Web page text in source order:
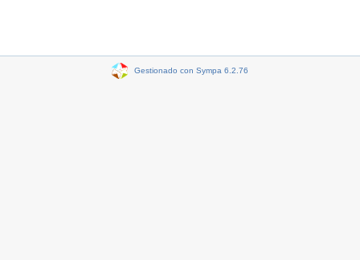
Gestionado con Sympa 6.2.76